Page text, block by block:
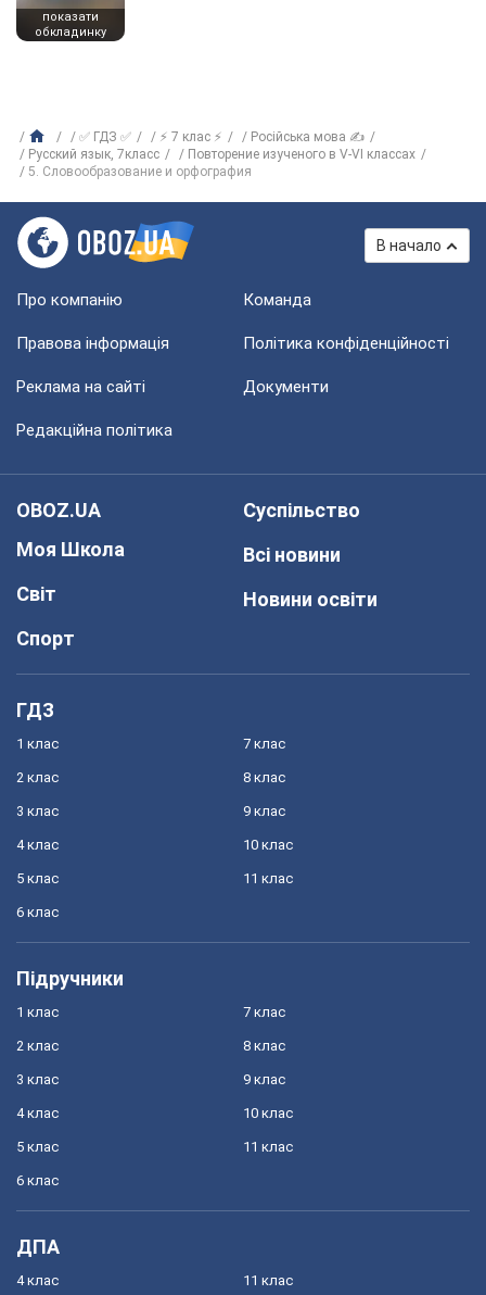
показати
обкладинку
✅ ГДЗ ✅ ⚡ 7 клас ⚡
Російська мова ✍
Русский язык, 7класс
Повторение изученого в V-VI классах
5. Словообразование и орфография
В начало
Про компанію Команда
Правова інформація Політика конфіденційності
Реклама на сайті Документи
Редакційна політика
OBOZ.UA
Моя Школа
Світ
Спорт
Суспільство
Всі новини
Новини освіти
ГДЗ
1 клас
2 клас
3 клас
4 клас
5 клас
6 клас
7 клас
8 клас
9 клас
10 клас
11 клас
Підручники
1 клас
2 клас
3 клас
4 клас
5 клас
6 клас
7 клас
8 клас
9 клас
10 клас
11 клас
ДПА
4 клас 11 клас